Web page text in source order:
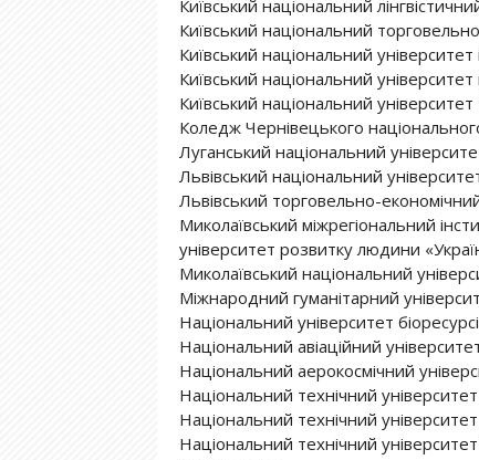
Київський національний
Київський національний
Київський національний
Київський національний
Київський національний
Коледж Чернівецького
Луганський національний
Львівський національний
Львівський торговельно-
Миколаївський міжрегіональний
університет розвитку людини
Миколаївський національний
Міжнародний гуманітарний
Нaцioнaльний унiверситет
Національний авіаційний
Національний аерокосмічний
Національний технічний
Національний технічний
Національний технічний університет